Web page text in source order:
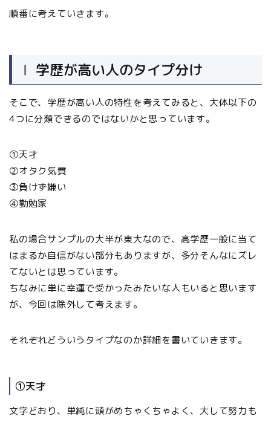
順番に考えていきます。
Ⅰ 学歴が高い人のタイプ分け
そこで、学歴が高い人の特性を考えてみると、大体以下の
4つに分類できるのではないかと思っています。
①天才
②オタク気質
③負けず嫌い
④勤勉家
私の場合サンプルの大半が東大なので、高学歴一般に当て
はまるか自信がない部分もありますが、多分そんなにズレ
てないとは思っています。
ちなみに単に幸運で受かったみたいな人もいると思います
が、今回は除外して考えます。
それぞれどういうタイプなのか詳細を書いていきます。
①天才
文字どおり、単純に頭がめちゃくちゃよく、大して努力も